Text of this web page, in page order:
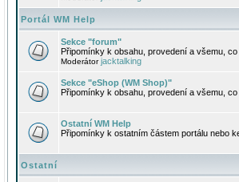
Portál WM Help
Sekce "forum"
Připomínky k obsahu, provedení a všemu,
Moderátorjacktalking
Sekce "eShop (WM Shop)"
Připomínky k obsahu, provedení a všemu,
Ostatní WM Help
Připomínky k ostatním částem portálu nebo
Ostatní